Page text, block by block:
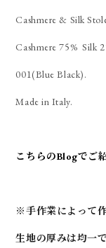
Cashmere & Silk
Cashmere 75% Silk
001(Blue Black).
Made in Italy.
こちらのBlogでご
※手作業によって
生地の厚みは均一